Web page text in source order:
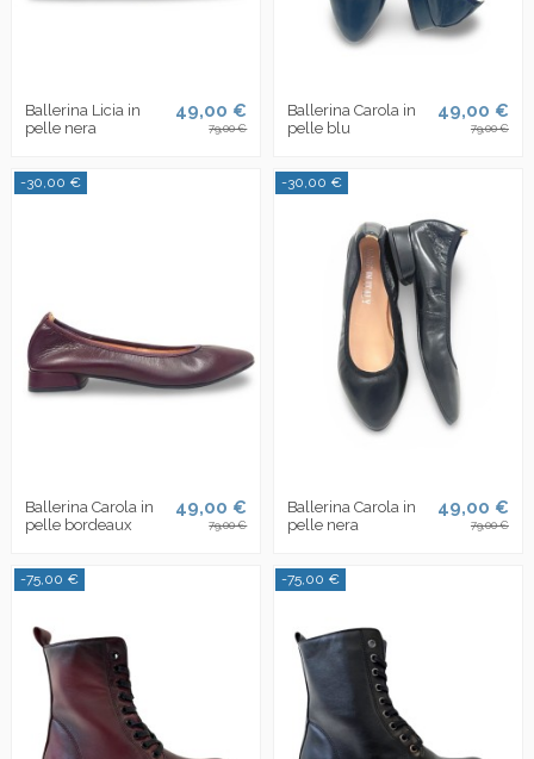
Ballerina Licia in
pelle nera
49,00 €
79,00 €
Ballerina Carola in
pelle blu
49,00 €
79,00 €
-30,00 €
Ballerina Carola in
pelle bordeaux
49,00 €
79,00 €
-30,00 €
Ballerina Carola in
pelle nera
49,00 €
79,00 €
-75,00 € -75,00 €